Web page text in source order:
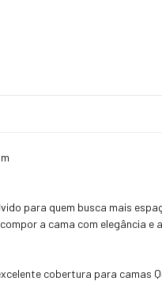
para quem busca mais
a cama com elegância e
cobertura para camas